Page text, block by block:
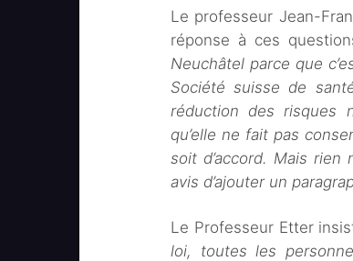
Le professeur Jean-
réponse à ces
Neuchâtel parce que
Société suisse de
réduction des risques
qu’elle ne fait pas
soit d’accord. Mais rien
avis d’ajouter un
Le Professeur Etter
loi, toutes les